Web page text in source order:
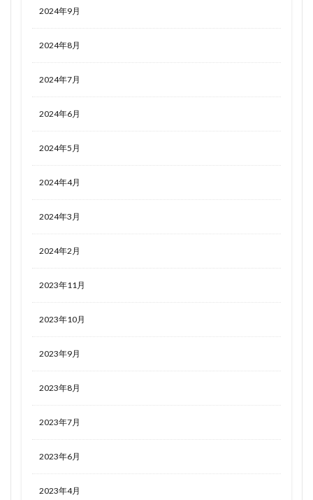
2024年9月
2024年8月
2024年7月
2024年6月
2024年5月
2024年4月
2024年3月
2024年2月
2023年11月
2023年10月
2023年9月
2023年8月
2023年7月
2023年6月
2023年4月